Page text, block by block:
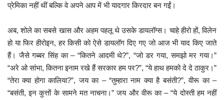
प्रेमिका नहीं थीं बल्कि वे अपने आप में भी यादगार किरदार बन गईं।
अब, शोले का सबसे खास और अहम पहलू थे उसके डायलॉग्स। चाहे हीरो हों, विलेन
हो या फिर हीरोइन, हर किसी को ऐसे डायलॉग दिए गए जो आज भी याद किए जाते
हैं। जैसे गब्बर सिंह का – “कितने आदमी थे?”, “जो डर गया, समझो मर गया।”
“अरे ओ सांभा, कितना इनाम रखे हैं सरकार हम पर?”, “ये हाथ हमको दे दे ठाकुर।”
“तेरा क्या होगा कालिया?”, जय का – “तुम्हारा नाम क्या है बसंती?”, वीरू का –
“बसंती, इन कुत्तों के सामने मत नाचना।” जय और वीरू का – “ये दोस्ती हम नहीं